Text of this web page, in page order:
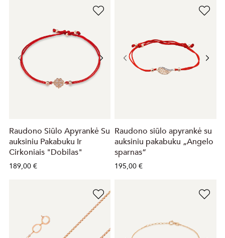
Raudono Siūlo Apyrankė Su
auksiniu Pakabuku Ir
Cirkoniais "Dobilas"
189,00 €
Raudono siūlo apyrankė su
auksiniu pakabuku „Angelo
sparnas“
195,00 €